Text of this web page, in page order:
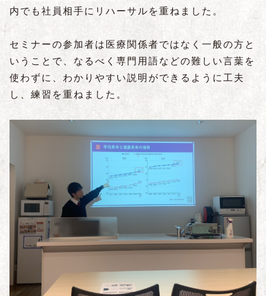
内でも社員相手にリハーサルを重ねました。
セミナーの参加者は医療関係者ではなく一般の方と
いうことで、なるべく専門用語などの難しい言葉を
使わずに、わかりやすい説明ができるように工夫
し、練習を重ねました。